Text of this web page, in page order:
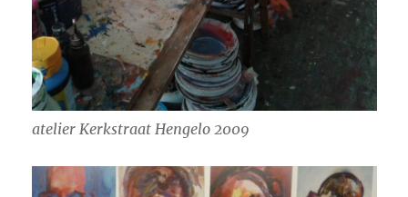
atelier Kerkstraat Hengelo 2009